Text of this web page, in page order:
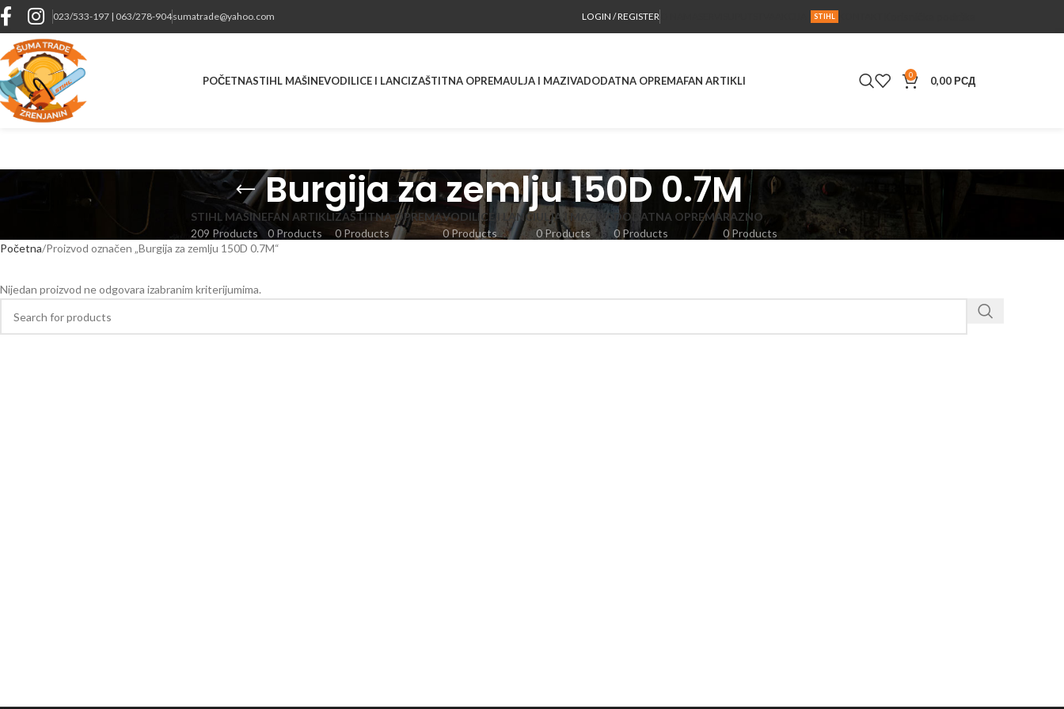
023/533-197 | 063/278-904sumatrade@yahoo.com LOGIN / REGISTER STIHL
POČETNASTIHL MAŠINEVODILICE I LANCIZAŠTITNA OPREMAULJA I MAZIVADODATNA OPREMAFAN ARTIKLI 0 0,00РСД
Burgija za zemlju 150D 0.7M
STIHL MAŠINE
209 Products
FAN ARTIKLI
0 Products
ZAŠTITNA OPREMA
0 Products
VODILICE I LANCI
0 Products
ULJA I MAZIVA
0 Products
DODATNA OPREMA
0 Products
RAZNO
0 Products
Početna Proizvod označen „Burgija za zemlju 150D 0.7M“
Nijedan proizvod ne odgovara izabranim kriterijumima.